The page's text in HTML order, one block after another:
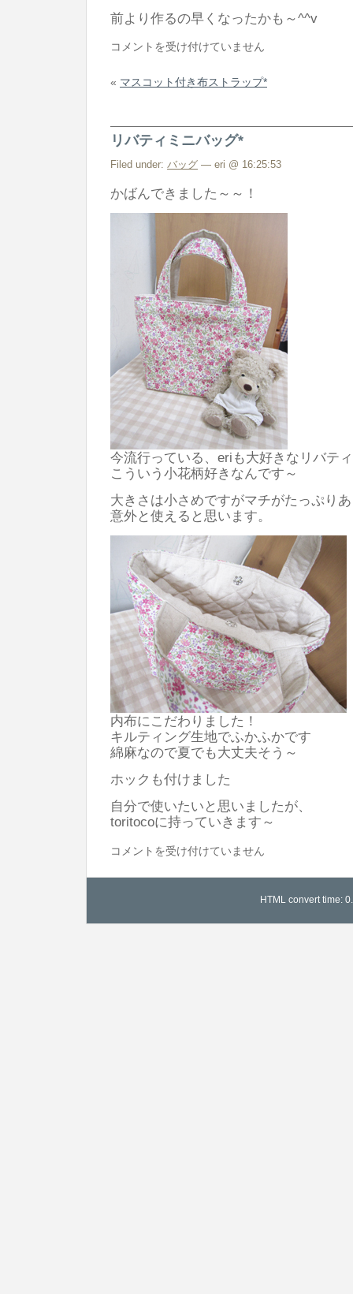
前より作るの早くなったかも～^^v
デ
カ
ケ
ー
ス
は
コメントを受け付けていません
« マスコット付き布ストラップ*
リバティミニバッグ*
Filed under: バッグ — eri @ 16:25:53
かばんできました～～！
今流行っている、eriも大好きなリバテ
こういう小花柄好きなんです～
大きさは小さめですがマチがたっぷり
意外と使えると思います。
内布にこだわりました！
キルティング生地でふかふかです
綿麻なので夏でも大丈夫そう～
ホックも付けました
自分で使いたいと思いましたが、
toritocoに持っていきます～
リ
コメントを受け付けていません
HTML convert time: